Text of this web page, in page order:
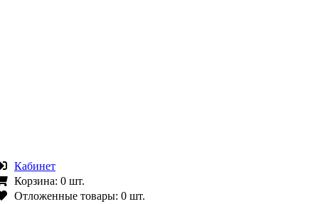
Кабинет
Корзина: 0 шт.
Отложенные товары: 0 шт.